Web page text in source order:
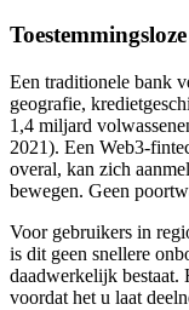
Een traditionele bank
geografie,
1,4 miljard
2021). Een Web3-
overal, kan zich
bewegen. Geen
Voor gebruikers in
is dit geen snellere
daadwerkelijk bestaat.
voordat het u laat